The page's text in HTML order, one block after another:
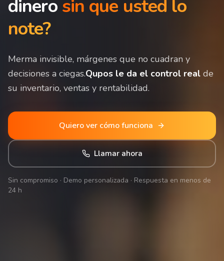
dinero sin que usted lo
note?
Merma invisible, márgenes que no cuadran y
decisiones a ciegas.Qupos le da el control real de
su inventario, ventas y rentabilidad.
Quiero ver cómo funciona
Llamar ahora
Sin compromiso · Demo personalizada · Respuesta en menos de
24 h